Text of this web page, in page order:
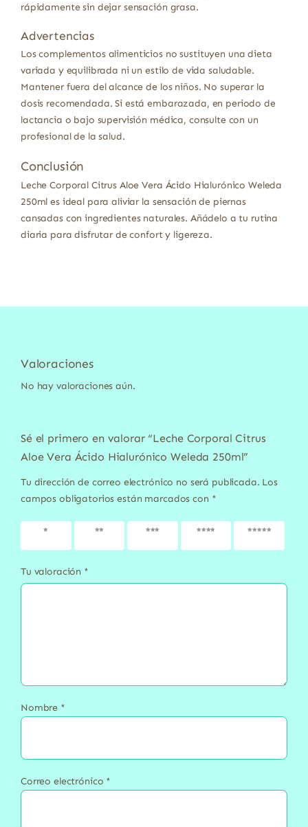
rápidamente sin dejar sensación grasa.
Advertencias
Los complementos alimenticios no sustituyen una dieta
variada y equilibrada ni un estilo de vida saludable.
Mantener fuera del alcance de los niños. No superar la
dosis recomendada. Si está embarazada, en periodo de
lactancia o bajo supervisión médica, consulte con un
profesional de la salud.
Conclusión
Leche Corporal Citrus Aloe Vera Ácido Hialurónico Weleda
250ml es ideal para aliviar la sensación de piernas
cansadas con ingredientes naturales. Añádelo a tu rutina
diaria para disfrutar de confort y ligereza.
Valoraciones
No hay valoraciones aún.
Sé el primero en valorar “Leche Corporal Citrus
Aloe Vera Ácido Hialurónico Weleda 250ml”
Tu dirección de correo electrónico no será publicada. Los
campos obligatorios están marcados con *
1 de 5
2 de 5
3 de 5
4 de 5
5 de 5
Tu valoración *
Nombre *
Correo electrónico *